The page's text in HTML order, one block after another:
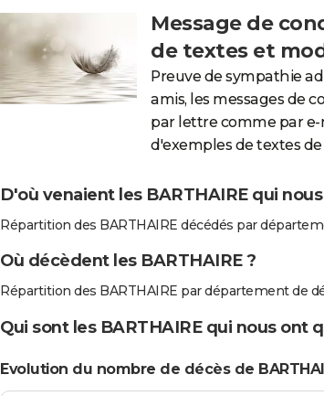
Message de
de textes et
Preuve de sympathie
amis, les messages de
par lettre comme par e-
d'exemples de textes
D'où venaient les BARTHAIRE qui
Répartition des BARTHAIRE décédés par
Où décèdent les BARTHAIRE ?
Répartition des BARTHAIRE par département de
Qui sont les BARTHAIRE qui nous ont
Evolution du nombre de décès de